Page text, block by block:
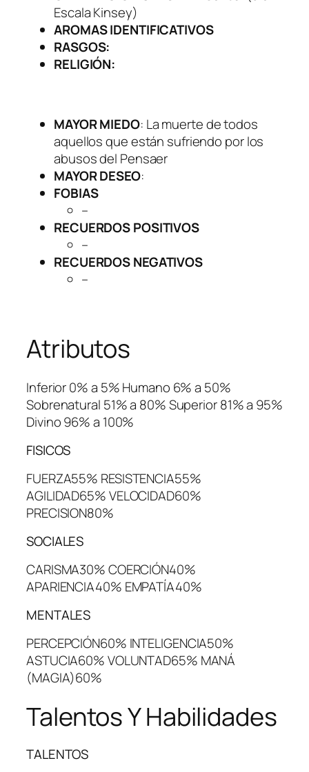
Escala Kinsey)
AROMAS IDENTIFICATIVOS
RASGOS:
RELIGIÓN:
MAYOR MIEDO: La muerte de todos
aquellos que están sufriendo por los
abusos del Pensaer
MAYOR DESEO:
FOBIAS
–
RECUERDOS POSITIVOS
–
RECUERDOS NEGATIVOS
–
Atributos
Inferior 0% a 5% Humano 6% a 50%
Sobrenatural 51% a 80% Superior 81% a 95%
Divino 96% a 100%
FISICOS
FUERZA55% RESISTENCIA55%
AGILIDAD65% VELOCIDAD60%
PRECISION80%
SOCIALES
CARISMA30% COERCIÓN40%
APARIENCIA40% EMPATÍA40%
MENTALES
PERCEPCIÓN60% INTELIGENCIA50%
ASTUCIA60% VOLUNTAD65% MANÁ
(MAGIA)60%
Talentos Y Habilidades
TALENTOS